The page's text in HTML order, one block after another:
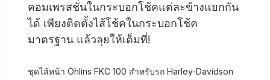
คอมเพรสชั่นในกระบอกโช้คแต่ละข้างแยกกัน
ได้ เพียงติดตั้งไส้โช้คในกระบอกโช้ค
มาตรฐาน แล้วลุยให้เต็มที่!
ชุดไส้หน้า Öhlins FKC 100 สำหรับรถ Harley-Davidson